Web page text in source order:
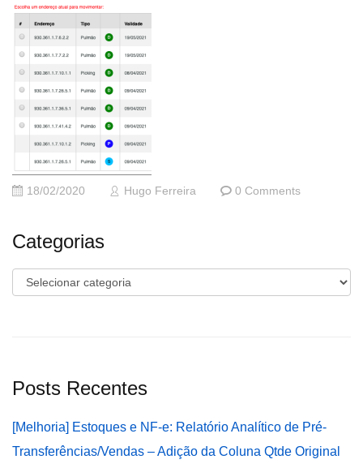
18/02/2020 Hugo Ferreira 0 Comments
Categorias
Categorias
Posts Recentes
[Melhoria] Estoques e NF-e: Relatório Analítico de Pré-
Transferências/Vendas – Adição da Coluna Qtde Original